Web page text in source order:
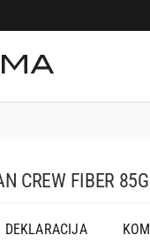
CREW FIBER
DEKLARACIJA